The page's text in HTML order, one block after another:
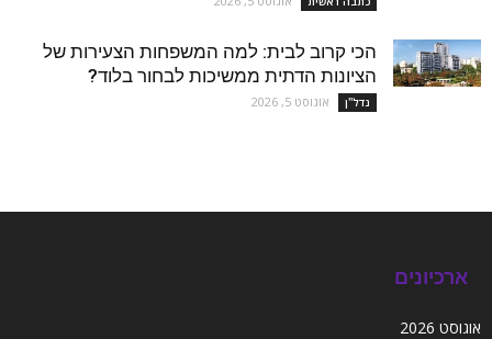
הכי קרוב לבית: למה המשפחות הצעירות של
הציונות הדתית ממשיכות לבחור בלוד?
נדל''ן אוגוסט 5, 2026
ארכיונים
אוגוסט 2026